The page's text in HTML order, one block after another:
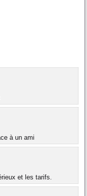
à un ami
et les tarifs.